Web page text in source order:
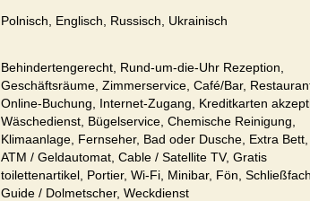
Polnisch, Englisch, Russisch, Ukrainisch
Behindertengerecht, Rund-um-die-Uhr Rezeption,
Geschäftsräume, Zimmerservice, Café/Bar,
Online-Buchung, Internet-Zugang, Kreditkarten
Wäschedienst, Bügelservice, Chemische Reinigung,
Klimaanlage, Fernseher, Bad oder Dusche, Extra Bett,
ATM / Geldautomat, Cable / Satellite TV, Gratis
toilettenartikel, Portier, Wi-Fi, Minibar, Fön, Schließfach,
Guide / Dolmetscher, Weckdienst